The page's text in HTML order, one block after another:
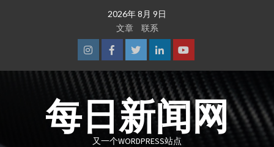
2026年 8月 9日
文章
联系
InstagramFacebook
TwitterLinkedinYoutube
每日新闻网
又一个WORDPRESS站点